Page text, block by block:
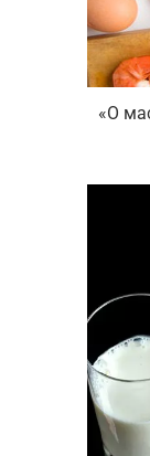
«О